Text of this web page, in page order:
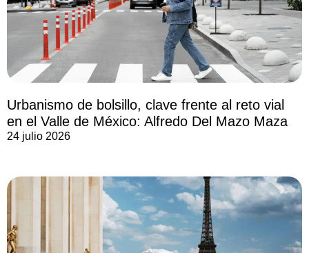
Urbanismo de bolsillo, clave frente al reto vial
en el Valle de México: Alfredo Del Mazo Maza
24 julio 2026